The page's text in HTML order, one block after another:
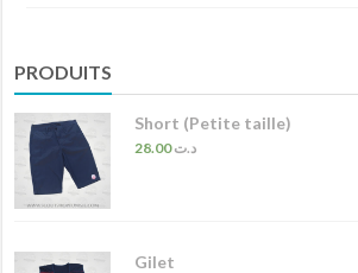
PRODUITS
Short (Petite taille)
28.00د.ت
Gilet